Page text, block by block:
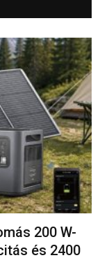
200 W-
és 2400